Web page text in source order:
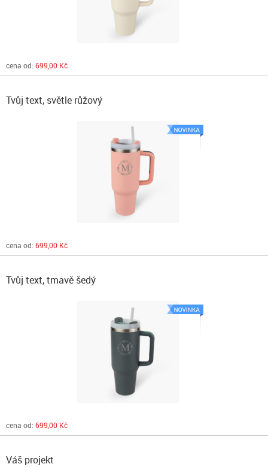
cena od: 699,00 Kč
Tvůj text, světle růžový
cena od: 699,00 Kč
Tvůj text, tmavě šedý
cena od: 699,00 Kč
Váš projekt